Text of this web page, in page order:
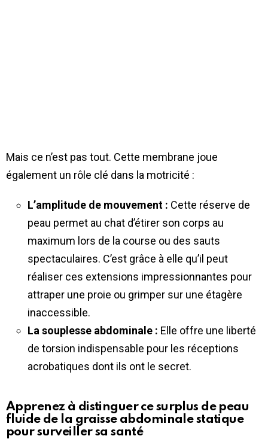
Mais ce n’est pas tout. Cette membrane joue
également un rôle clé dans la motricité :
L’amplitude de mouvement : Cette réserve de
peau permet au chat d’étirer son corps au
maximum lors de la course ou des sauts
spectaculaires. C’est grâce à elle qu’il peut
réaliser ces extensions impressionnantes pour
attraper une proie ou grimper sur une étagère
inaccessible.
La souplesse abdominale : Elle offre une liberté
de torsion indispensable pour les réceptions
acrobatiques dont ils ont le secret.
Apprenez à distinguer ce surplus de peau
fluide de la graisse abdominale statique
pour surveiller sa santé